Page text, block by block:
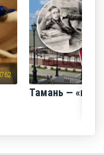
Тамань —